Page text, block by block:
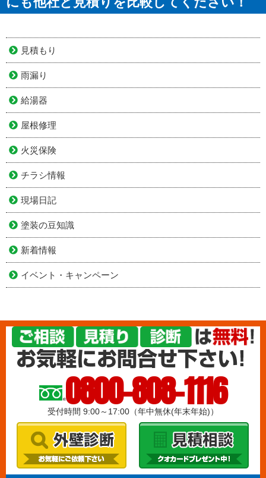
見積もり
雨漏り
給湯器
屋根修理
火災保険
チラシ情報
現場日記
塗装の豆知識
新着情報
イベント・キャンペーン
0800-808-1116
受付時間 9:00～17:00（年中無休(年末年始)）